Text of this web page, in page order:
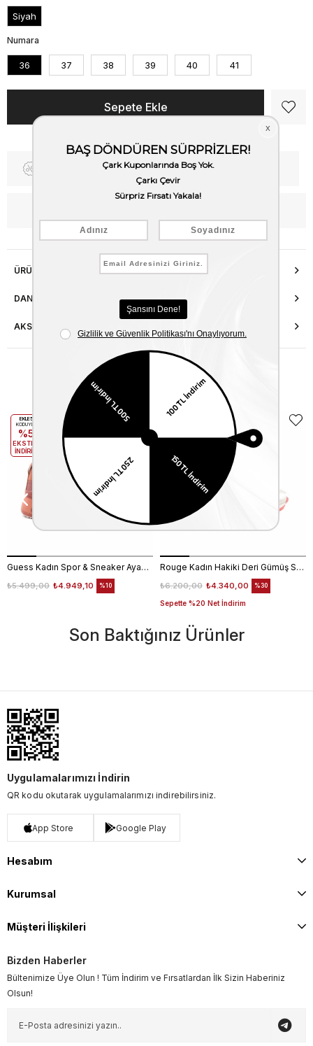
Siyah
Numara
36 37 38 39 40 41
Fiyat Düşünce Haber Ver Kargo Bedava
ÜRÜN ÖZELLIKLERI
DANIŞMA HATTI
AKSESUAR ONARIMI
Benzer Ürünler
Guess Kadın Spor & Sneaker Ayakkabı FL6T2CELE12
₺4.949,10
₺5.499,00 %10
EKLE5
KODUYLA
%5
EKSTRA
İNDİRİM
Rouge Kadın Hakiki Deri Gümüş Spor & Sneaker Ayakkabı
₺4.340,00
₺6.200,00
Sepette %20 Net İndirim
%30
Son Baktığınız Ürünler
Uygulamalarımızı İndirin
QR kodu okutarak uygulamalarımızı indirebilirsiniz.
App Store Google Play
Hesabım
Kurumsal
Müşteri İlişkileri
Bizden Haberler
Bültenimize Üye Olun ! Tüm İndirim ve Fırsatlardan İlk Sizin Haberiniz
Olsun!